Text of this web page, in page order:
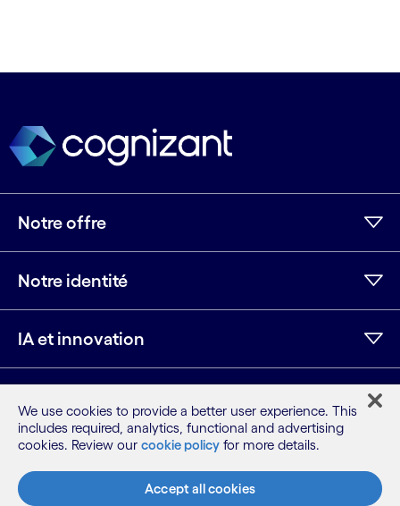
Notre offre
Notre identité
IA et innovation
LinkedIn
Twitter
Facebook
Instagram
Youtube
Plan du site
We use cookies to provide a better user experience. This
includes required, analytics, functional and advertising
cookies. Review our cookie policy for more details.
Accept all cookies